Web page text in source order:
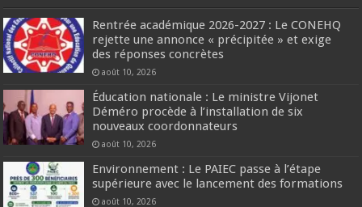
Rentrée académique 2026-2027 : Le CONEHQ
rejette une annonce « précipitée » et exige
des réponses concrètes
août 10, 2026
Éducation nationale : Le ministre Vijonet
Déméro procède à l’installation de six
nouveaux coordonnateurs
août 10, 2026
Environnement : Le PAIEC passe à l’étape
supérieure avec le lancement des formations
août 10, 2026